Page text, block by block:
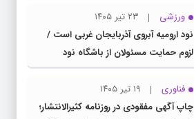
ورزشی
۲۳ تیر ۱۴۰۵
نود ارومیه آبروی آذربایجان غربی است /
لزوم حمایت مسئولان از باشگاه نود
فناوری
۱۹ تیر ۱۴۰۵
چاپ آگهی مفقودی در روزنامه کثیرالانتشار؛